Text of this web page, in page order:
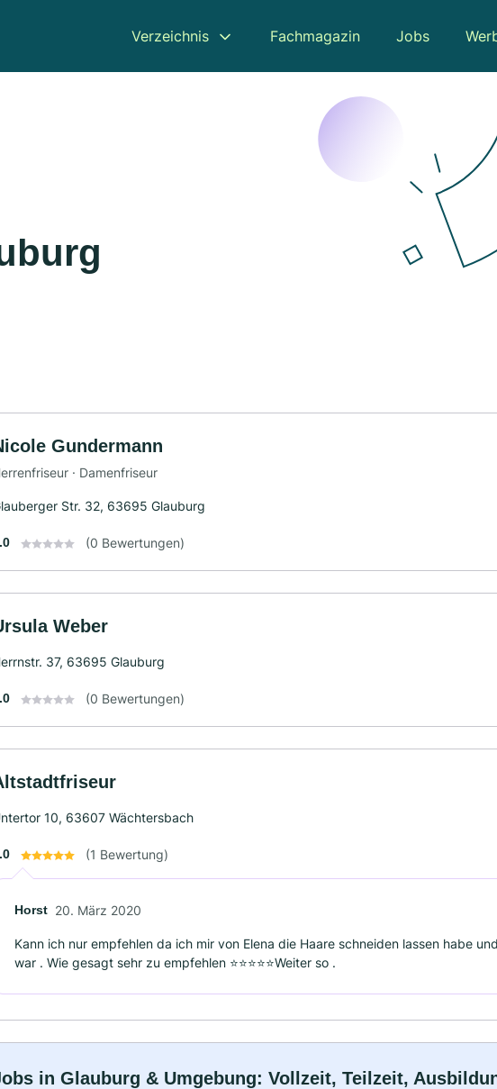
Verzeichnis Fachmagazin Jobs
Gundermann
· Damenfriseur
Str. 32, 63695 Glauburg
(0 Bewertungen)
Weber
37, 63695 Glauburg
(0 Bewertungen)
10, 63607 Wächtersbach
(1 Bewertung)
Horst 20. März 2020
Kann ich nur empfehlen da ich mir von Elena die Haare schneiden lassen habe
war . Wie gesagt sehr zu empfehlen ⭐️⭐️⭐️⭐️⭐️Weiter so .
in Glauburg & Umgebung: Vollzeit, Teilzeit,